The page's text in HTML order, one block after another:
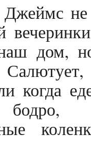
дом,
когда
бодро,